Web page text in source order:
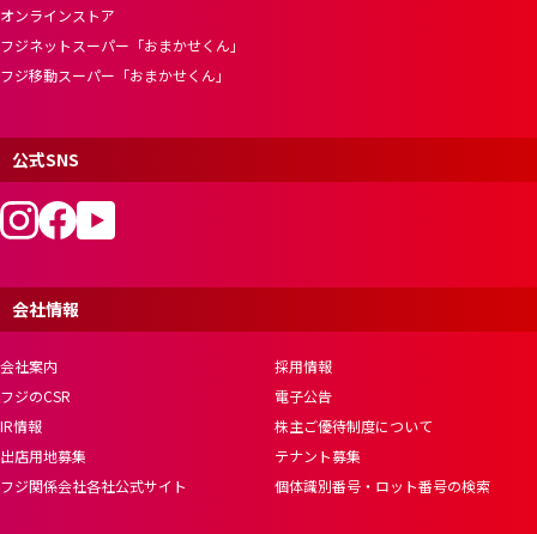
オンラインストア
フジネットスーパー「おまかせくん」
フジ移動スーパー「おまかせくん」
公式SNS
会社情報
会社案内
採用情報
フジのCSR
電子公告
IR情報
株主ご優待制度について
出店用地募集
テナント募集
フジ関係会社各社公式サイト
個体識別番号・ロット番号の検索